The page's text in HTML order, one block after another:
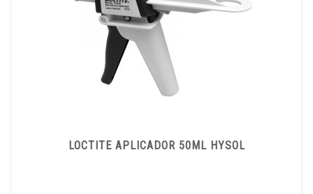
LOCTITE APLICADOR 50ML HYSOL